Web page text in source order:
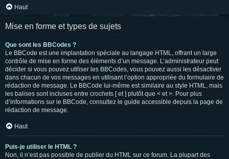
Haut
Mise en forme et types de sujets
Que sont les BBCodes ?
Le BBCode est une implantation spéciale au langage HTML, offrant un large
contrôle de mise en forme des éléments d’un message. L’administrateur peut
décider si vous pouvez utiliser les BBCodes, vous pouvez aussi les désactiver
dans chacun de vos messages en utilisant l’option appropriée du formulaire de
rédaction de message. Le BBCode lui-même est similaire au style HTML, mais
les balises sont incluses entre crochets [ et ] plutôt que < et >. Pour plus
d’informations sur le BBCode, consultez le guide accessible depuis la page de
rédaction de message.
Haut
Puis-je utiliser le HTML ?
Non, il n’est pas possible de publier du HTML sur ce forum. La plupart des